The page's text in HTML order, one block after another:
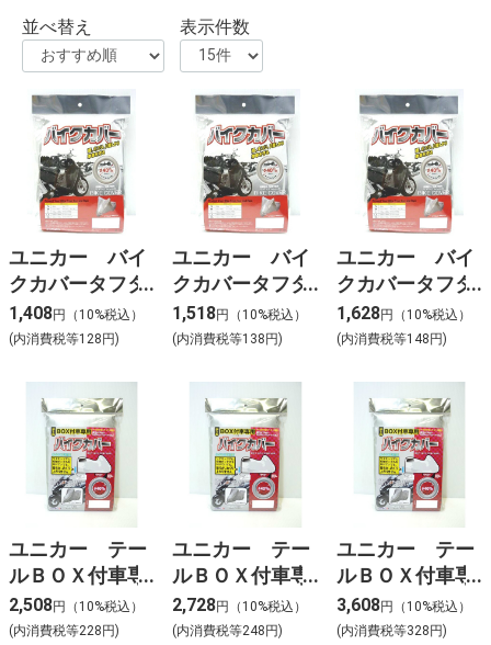
並べ替え
表示件数
ユニカー バイ
クカバータフタ
ーS BB4001
1,408円（10%税込）
(内消費税等128円)
ユニカー バイ
クカバータフタ
ーM BB4002
1,518円（10%税込）
(内消費税等138円)
ユニカー バイ
クカバータフタ
ーL BB4003
1,628円（10%税込）
(内消費税等148円)
ユニカー テー
ルＢＯＸ付車専
用カバーA
BB5001
2,508円（10%税込）
(内消費税等228円)
ユニカー テー
ルＢＯＸ付車専
用カバーB
BB5002
2,728円（10%税込）
(内消費税等248円)
ユニカー テー
ルＢＯＸ付車専
用カバーC
BB5003
3,608円（10%税込）
(内消費税等328円)